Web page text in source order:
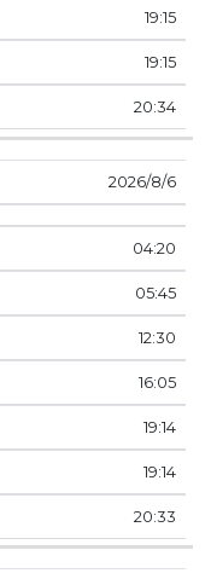
19:15
19:15
20:34
6‏‏/8‏‏/2026
04:20
05:45
12:30
16:05
19:14
19:14
20:33